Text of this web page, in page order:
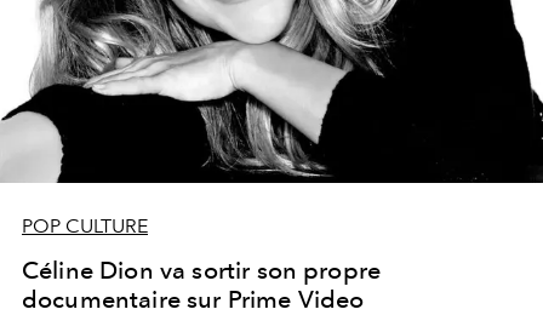
POP CULTURE
Céline Dion va sortir son propre
documentaire sur Prime Video